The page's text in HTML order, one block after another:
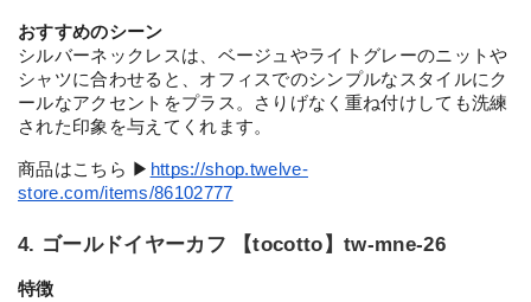
おすすめのシーン
シルバーネックレスは、ベージュやライトグレーのニットや
シャツに合わせると、オフィスでのシンプルなスタイルにク
ールなアクセントをプラス。さりげなく重ね付けしても洗練
された印象を与えてくれます。
商品はこちら ▶︎ https://shop.twelve-
store.com/items/86102777
4. ゴールドイヤーカフ 【tocotto】tw-mne-26
特徴